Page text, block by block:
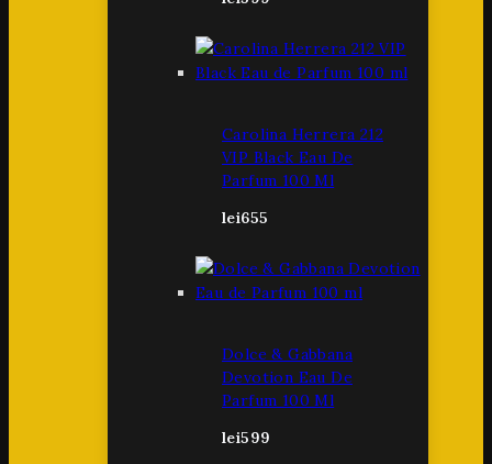
Carolina Herrera 212
VIP Black Eau De
Parfum 100 Ml
lei655
Dolce & Gabbana
Devotion Eau De
Parfum 100 Ml
lei599